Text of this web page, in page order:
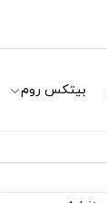
بیتکس روم